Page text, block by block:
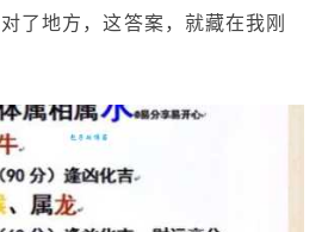
了地方，这答案，就藏在我刚